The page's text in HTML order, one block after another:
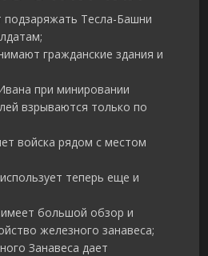
подзаряжать Тесла-Башни
гражданские здания и
при минировании
взрываются только по
войска рядом с местом
теперь еще и
большой обзор и
железного занавеса;
Занавеса дает